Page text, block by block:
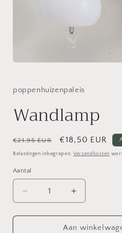
in
modaal
poppenhuizenpaleis
Wandlamp
Normale
prijs
€21,95 EUR €18,50 EUR
Belastingen inbegrepen. Verzendkosten
Aantal
Aantal
verlagen
voor
Wandlamp
Aantal
verhogen
voor
Wandlamp
Aan